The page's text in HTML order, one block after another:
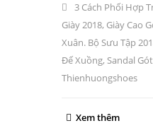
3 Cách Phối Hợp
Giày 2018, Giày Cao
Xuân. Bộ Sưu Tập
Đế Xuồng, Sandal
Thienhuongshoes
Xem thêm